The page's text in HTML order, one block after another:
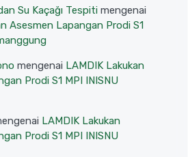
Su Kaçağı Tespiti mengenai
Asesmen Lapangan Prodi S1
mengenai LAMDIK Lakukan
Prodi S1 MPI INISNU
LAMDIK Lakukan
Prodi S1 MPI INISNU